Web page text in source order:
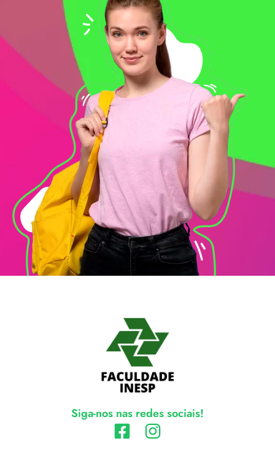
Siga-nos nas redes sociais!